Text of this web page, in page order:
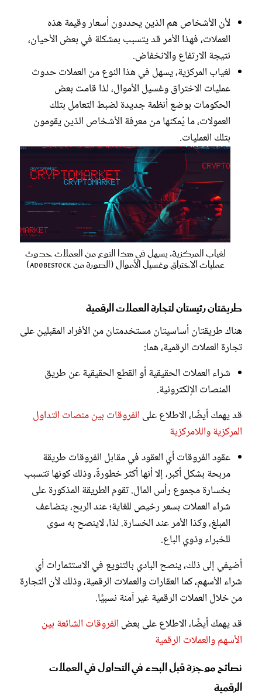
لأن الأشخاص هم الذين يحددون أسعار وقيمة هذه
العملات، فهذا الأمر قد يتسبب بمشكلة في بعض الأحيان،
نتيجة الارتفاع والانخفاض.
لغياب المركزية، يسهل في هذا النوع من العملات حدوث
عمليات الاختراق وغسيل الأموال، لذا قامت بعض
الحكومات بوضع أنظمة جديدة لضبط التعامل بتلك
العمولات، ما يُمكنها من معرفة الأشخاص الذين يقومون
بتلك العمليات.
لغياب المركزية، يسهل في هذا النوع من العملات حدوث
عمليات الاختراق وغسيل الأموال (الصورة من Adobestock)
طريقتان رئيستان لتجارة العملات الرقمية
هناك طريقتان أساسيتان مستخدمتان من الأفراد المقبلين على
تجارة العملات الرقمية، هما:
شراء العملات الحقيقية أو القطع الحقيقية عن طريق
المنصات الإلكترونية.
قد يهمك أيضًا، الاطلاع على الفروقات بين منصات التداول
المركزية واللامركزية
عقود الفروقات أي العقود في مقابل الفروقات طريقة
مربحة بشكل أكبر، إلا أنها أكثر خطورةً، وذلك كونها تتسبب
بخسارة مجموع رأس المال. تقوم الطريقة المذكورة على
شراء العملات بسعر رخيص للغاية؛ عند الربح، يتضاعف
المبلغ، وكذا الأمر عند الخسارة. لذا، لاينصح به سوى
للخبراء وذوي الباع.
أضيفي إلى ذلك، ينصح البادي بالتنويع في الاستثمارات أي
شراء الأسهم، كما العقارات والعملات الرقمية، وذلك لأن التجارة
من خلال العملات الرقميةغير آمنة نسبيًّا.
قد يهمك أيضًا، الاطلاع على بعض الفروقات الشائعة بين
الأسهم والعملات الرقمية
نصائح موجزة قبل البدء في التداول في العملات
الرقمية